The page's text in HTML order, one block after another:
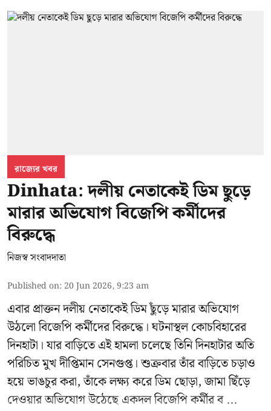
রাজ্যের খবর
Dinhata: দলীয় নেতাকেই ডিম ছুড়ে
মারার অভিযোগ বিজেপি কর্মীদের
বিরুদ্ধে
নিজস্ব সংবাদদাতা
Published on: 20 Jun 2026, 9:23 am
এবার প্রাক্তন দলীয় নেতাকেই ডিম ছুঁড়ে মারার অভিযোগ
উঠলো বিজেপি কর্মীদের বিরুদ্ধে। ঘটনাস্থল কোচবিহারের
দিনহাটা। যার বাড়িতে এই হামলা চলেছে তিনি দিনহাটার অতি
পরিচিত মুখদীপ্তিমান সেনগুপ্ত।শুক্রবার তাঁর বাড়িতে চড়াও
হয়ে ভাঙচুর করা, তাঁকে লক্ষ্য করে ডিম ছোড়া, জামা ছিঁড়ে
দেওয়ার অভিযোগ উঠেছে একদল বিজেপি কর্মীর ব ...